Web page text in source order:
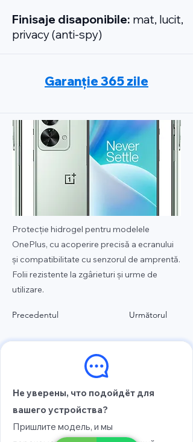
Finisaje disaponibile: mat, lucit,
privacy (anti-spy)
Garanție 365 zile
Protecție hidrogel pentru modelele
OnePlus, cu acoperire precisă a ecranului
și compatibilitate cu senzorul de amprentă.
Folii rezistente la zgârieturi și urme de
utilizare.
Precedentul Următorul
Не уверены, что подойдёт для
вашего устройства?
Пришлите модель, и мы